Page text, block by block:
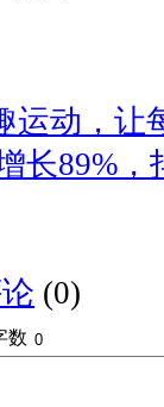
运动，让
长89%，
(0)
数